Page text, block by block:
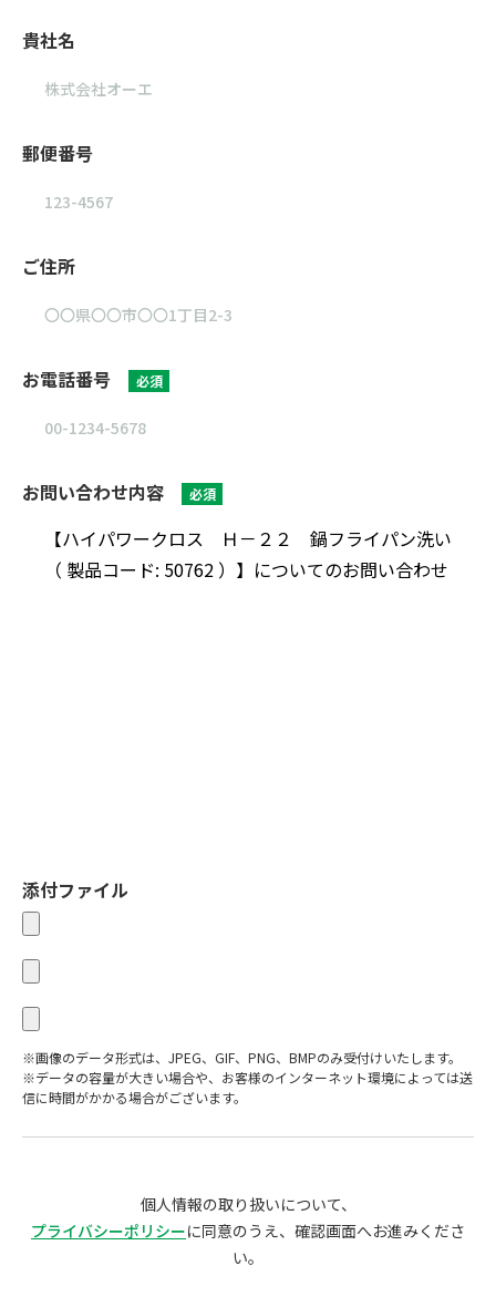
貴社名
郵便番号
ご住所
お電話番号 必須
お問い合わせ内容 必須
添付ファイル
※画像のデータ形式は、JPEG、GIF、PNG、BMPのみ受付けいたします。
※データの容量が大きい場合や、お客様のインターネット環境によっては送
信に時間がかかる場合がございます。
個人情報の取り扱いについて、
プライバシーポリシーに同意のうえ、確認画面へお進みくださ
い。